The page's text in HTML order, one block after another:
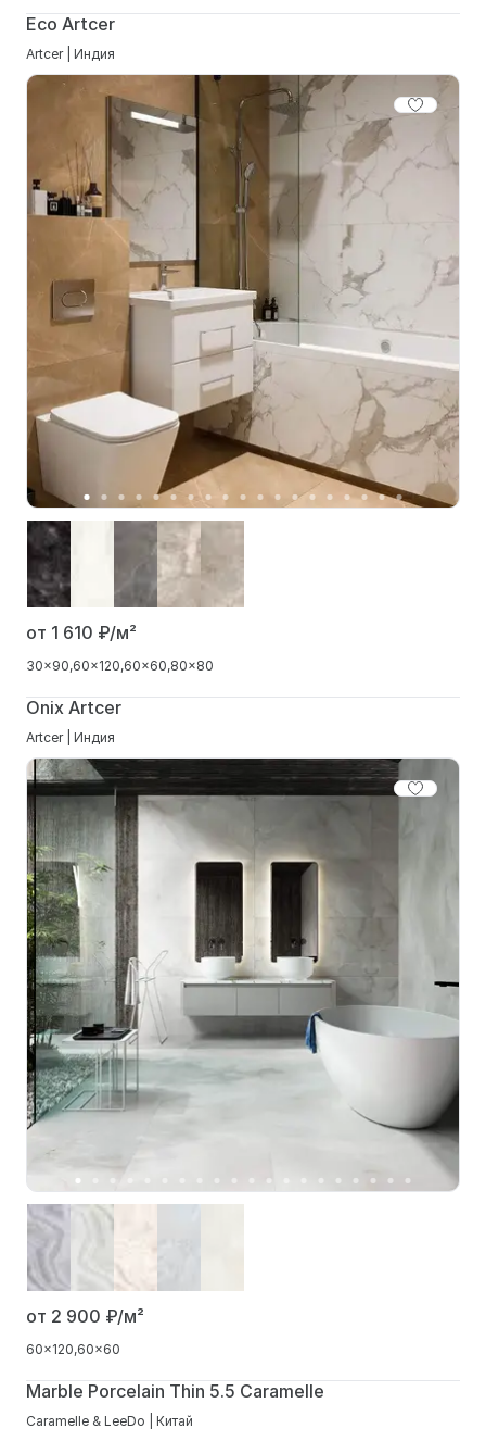
Eco Artcer
Artcer | Индия
от 1 610 ₽/м²
30x90 60x120 60x60 80x80
Onix Artcer
Artcer | Индия
от 2 900 ₽/м²
60x120 60x60
Marble Porcelain Thin 5.5 Caramelle
Caramelle & LeeDo | Китай